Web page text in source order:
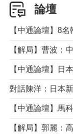
論壇